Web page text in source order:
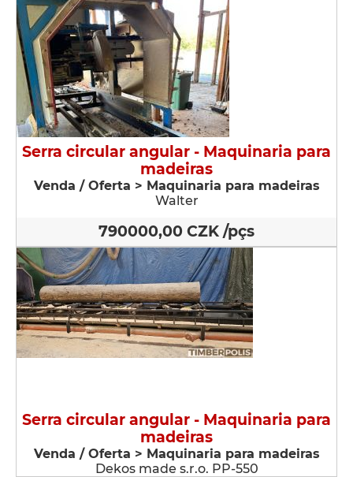
Serra circular angular - Maquinaria para
madeiras
Venda / Oferta > Maquinaria para madeiras
Walter
790000,00 CZK /pçs
Serra circular angular - Maquinaria para
madeiras
Venda / Oferta > Maquinaria para madeiras
Dekos made s.r.o. PP-550